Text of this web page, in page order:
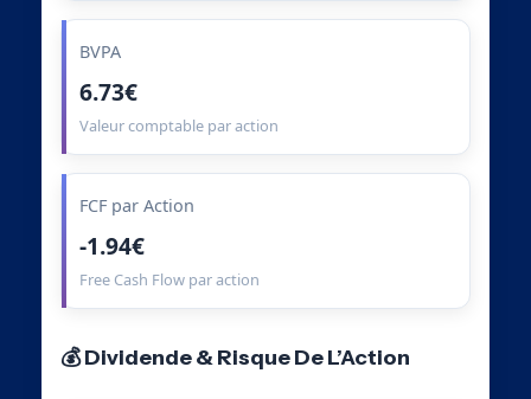
BVPA
6.73€
Valeur comptable par action
FCF par Action
-1.94€
Free Cash Flow par action
💰 Dividende & Risque De L’Action